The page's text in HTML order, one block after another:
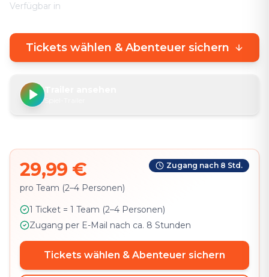
Verfügbar in
Tickets wählen & Abenteuer sichern
29,99 €
pro Team (2–4 Personen)
Zugang nach 8 Std.
1 Ticket = 1 Team (2–4 Personen)
Zugang per E-Mail nach ca. 8 Stunden
Tickets wählen & Abenteuer sichern